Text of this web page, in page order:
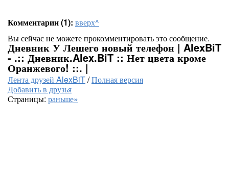
Комментарии (1): вверх^
Вы сейчас не можете прокомментировать это сообщение.
Дневник У Лешего новый телефон | AlexBiT
- .:: Дневник.Alex.BiT :: Нет цвета кроме
Оранжевого! ::. |
Лента друзей AlexBiT/Полная версия
Добавить в друзья
Страницы: раньше»